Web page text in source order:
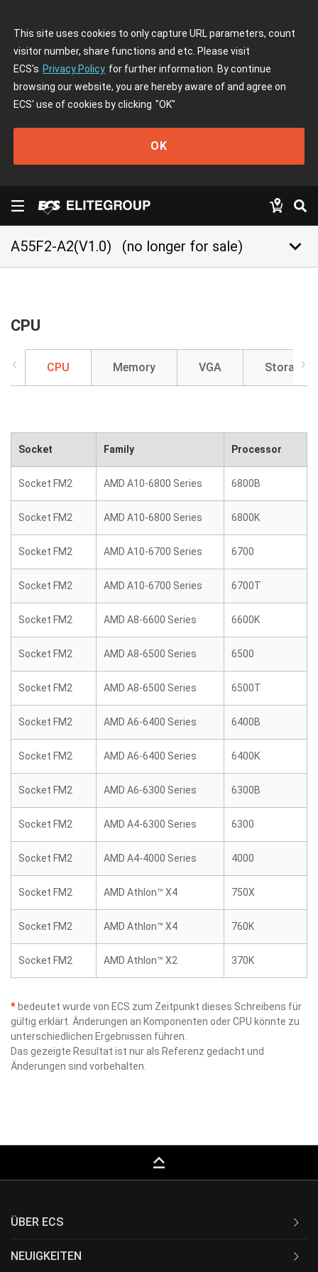
This site uses cookies to only capture URL parameters, count
visitor number, share functions and etc. Please visit
ECS's Privacy Policy for further information. By continue
browsing our website, you are hereby aware of and agree on
ECS' use of cookies by clicking "OK"
OK
A55F2-A2(V1.0) (no longer for sale) keyboard_arrow_down
CPU
CPU Memory VGA Storage
Socket Family Processor
Socket FM2 AMD A10-6800 Series 6800B
Socket FM2 AMD A10-6800 Series 6800K
Socket FM2 AMD A10-6700 Series 6700
Socket FM2 AMD A10-6700 Series 6700T
Socket FM2 AMD A8-6600 Series 6600K
Socket FM2 AMD A8-6500 Series 6500
Socket FM2 AMD A8-6500 Series 6500T
Socket FM2 AMD A6-6400 Series 6400B
Socket FM2 AMD A6-6400 Series 6400K
Socket FM2 AMD A6-6300 Series 6300B
Socket FM2 AMD A4-6300 Series 6300
Socket FM2 AMD A4-4000 Series 4000
Socket FM2 AMD Athlon™ X4 750X
Socket FM2 AMD Athlon™ X4 760K
Socket FM2 AMD Athlon™ X2 370K
* bedeutet wurde von ECS zum Zeitpunkt dieses Schreibens für
gültig erklärt. Änderungen an Komponenten oder CPU könnte zu
unterschiedlichen Ergebnissen führen.
Das gezeigte Resultat ist nur als Referenz gedacht und
Änderungen sind vorbehalten.
keyboard_capslock
ÜBER ECS
NEUIGKEITEN